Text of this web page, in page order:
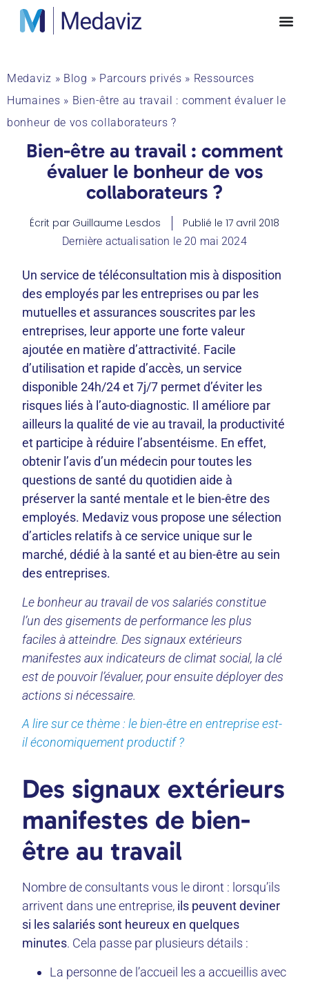
Medaviz » Blog » Parcours privés » Ressources
Humaines » Bien-être au travail : comment évaluer le
bonheur de vos collaborateurs ?
Bien-être au travail : comment
évaluer le bonheur de vos
collaborateurs ?
Écrit par Guillaume Lesdos Publié le 17 avril 2018
Dernière actualisation le 20 mai 2024
Un service de téléconsultation mis à disposition
des employés par les entreprises ou par les
mutuelles et assurances souscrites par les
entreprises, leur apporte une forte valeur
ajoutée en matière d’attractivité. Facile
d’utilisation et rapide d’accès, un service
disponible 24h/24 et 7j/7 permet d’éviter les
risques liés à l’auto-diagnostic. Il améliore par
ailleurs la qualité de vie au travail, la productivité
et participe à réduire l’absentéisme. En effet,
obtenir l’avis d’un médecin pour toutes les
questions de santé du quotidien aide à
préserver la santé mentale et le bien-être des
employés. Medaviz vous propose une sélection
d’articles relatifs à ce service unique sur le
marché, dédié à la santé et au bien-être au sein
des entreprises.
Le bonheur au travail de vos salariés constitue
l’un des gisements de performance les plus
faciles à atteindre. Des signaux extérieurs
manifestes aux indicateurs de climat social, la clé
est de pouvoir l’évaluer, pour ensuite déployer des
actions si nécessaire.
A lire sur ce thème : le bien-être en entreprise est-
il économiquement productif ?
Des signaux extérieurs
manifestes de bien-
être au travail
Nombre de consultants vous le diront : lorsqu’ils
arrivent dans une entreprise, ils peuvent deviner
si les salariés sont heureux en quelques
minutes. Cela passe par plusieurs détails :
La personne de l’accueil les a accueillis avec